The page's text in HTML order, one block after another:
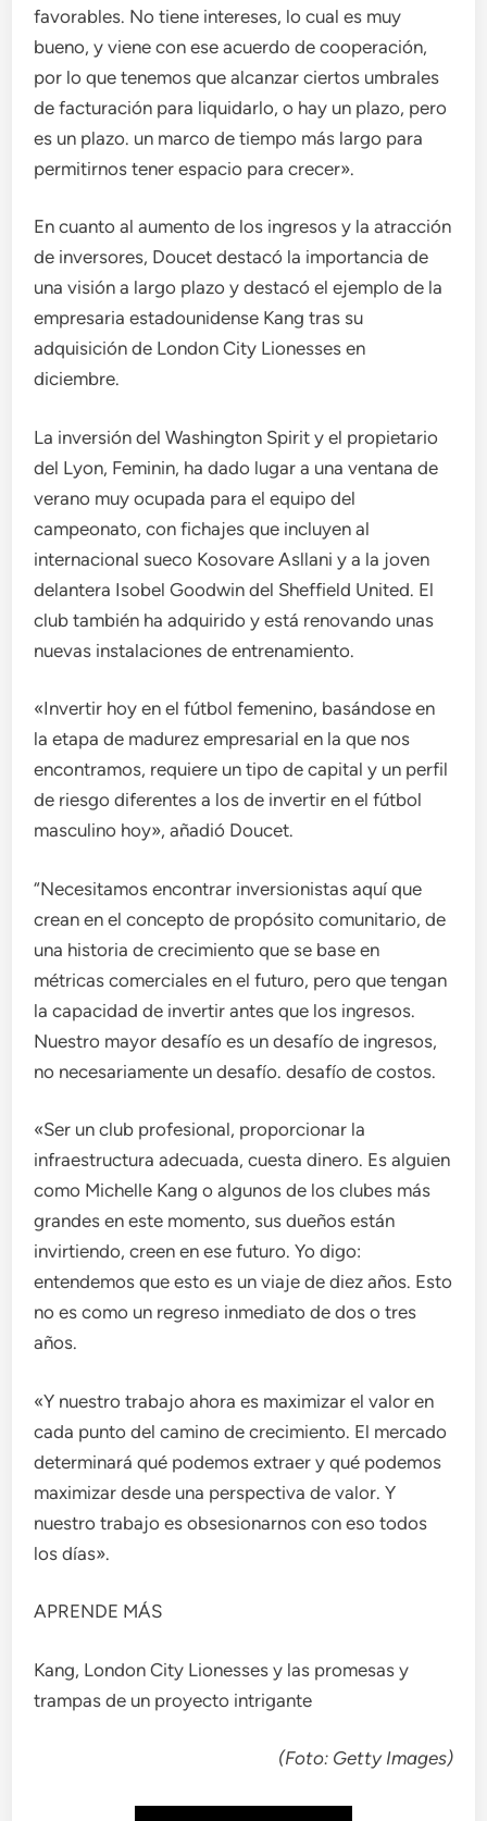
favorables. No tiene intereses, lo cual es muy
bueno, y viene con ese acuerdo de cooperación,
por lo que tenemos que alcanzar ciertos umbrales
de facturación para liquidarlo, o hay un plazo, pero
es un plazo. un marco de tiempo más largo para
permitirnos tener espacio para crecer».
En cuanto al aumento de los ingresos y la atracción
de inversores, Doucet destacó la importancia de
una visión a largo plazo y destacó el ejemplo de la
empresaria estadounidense Kang tras su
adquisición de London City Lionesses en
diciembre.
La inversión del Washington Spirit y el propietario
del Lyon, Feminin, ha dado lugar a una ventana de
verano muy ocupada para el equipo del
campeonato, con fichajes que incluyen al
internacional sueco Kosovare Asllani y a la joven
delantera Isobel Goodwin del Sheffield United. El
club también ha adquirido y está renovando unas
nuevas instalaciones de entrenamiento.
«Invertir hoy en el fútbol femenino, basándose en
la etapa de madurez empresarial en la que nos
encontramos, requiere un tipo de capital y un perfil
de riesgo diferentes a los de invertir en el fútbol
masculino hoy», añadió Doucet.
“Necesitamos encontrar inversionistas aquí que
crean en el concepto de propósito comunitario, de
una historia de crecimiento que se base en
métricas comerciales en el futuro, pero que tengan
la capacidad de invertir antes que los ingresos.
Nuestro mayor desafío es un desafío de ingresos,
no necesariamente un desafío. desafío de costos.
«Ser un club profesional, proporcionar la
infraestructura adecuada, cuesta dinero. Es alguien
como Michelle Kang o algunos de los clubes más
grandes en este momento, sus dueños están
invirtiendo, creen en ese futuro. Yo digo:
entendemos que esto es un viaje de diez años. Esto
no es como un regreso inmediato de dos o tres
años.
«Y nuestro trabajo ahora es maximizar el valor en
cada punto del camino de crecimiento. El mercado
determinará qué podemos extraer y qué podemos
maximizar desde una perspectiva de valor. Y
nuestro trabajo es obsesionarnos con eso todos
los días».
APRENDE MÁS
Kang, London City Lionesses y las promesas y
trampas de un proyecto intrigante
(Foto: Getty Images)